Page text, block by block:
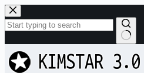
본
문
으
로
건
과